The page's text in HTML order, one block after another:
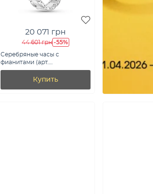
20 071 грн
44 601 грн -55%
Серебряные часы с
фианитами (арт.
7526/213пкмб)
Купить